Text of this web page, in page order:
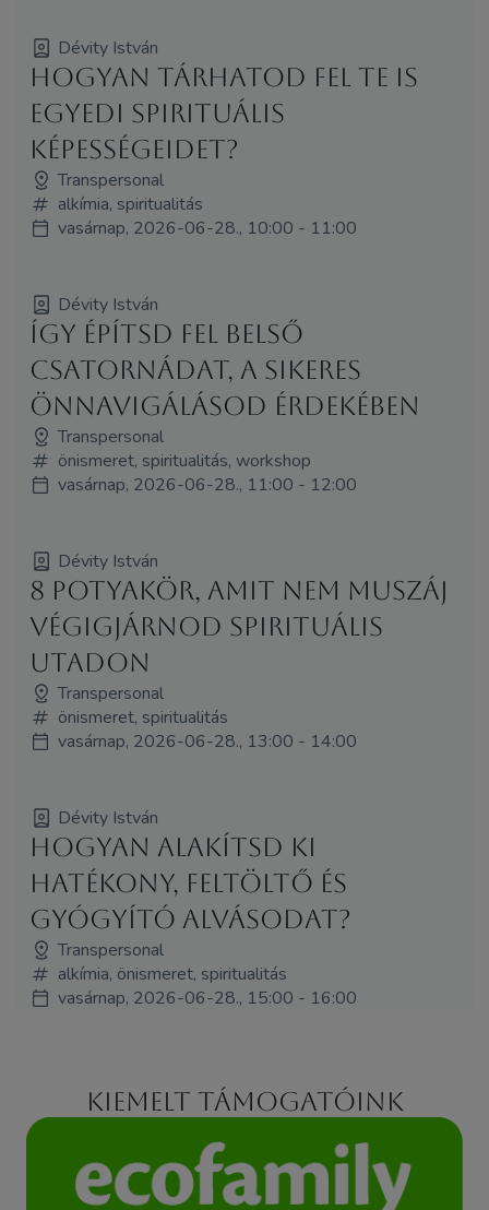
Dévity István
Hogyan tárhatod fel te is
egyedi spirituális
képességeidet?
Transpersonal
alkímia, spiritualitás
vasárnap, 2026-06-28., 10:00 - 11:00
Dévity István
Így építsd fel belső
csatornádat, a sikeres
önnavigálásod érdekében
Transpersonal
önismeret, spiritualitás, workshop
vasárnap, 2026-06-28., 11:00 - 12:00
Dévity István
8 potyakör, amit nem muszáj
végigjárnod spirituális
utadon
Transpersonal
önismeret, spiritualitás
vasárnap, 2026-06-28., 13:00 - 14:00
Dévity István
Hogyan alakítsd ki
hatékony, feltöltő és
gyógyító alvásodat?
Transpersonal
alkímia, önismeret, spiritualitás
vasárnap, 2026-06-28., 15:00 - 16:00
Kiemelt támogatóink